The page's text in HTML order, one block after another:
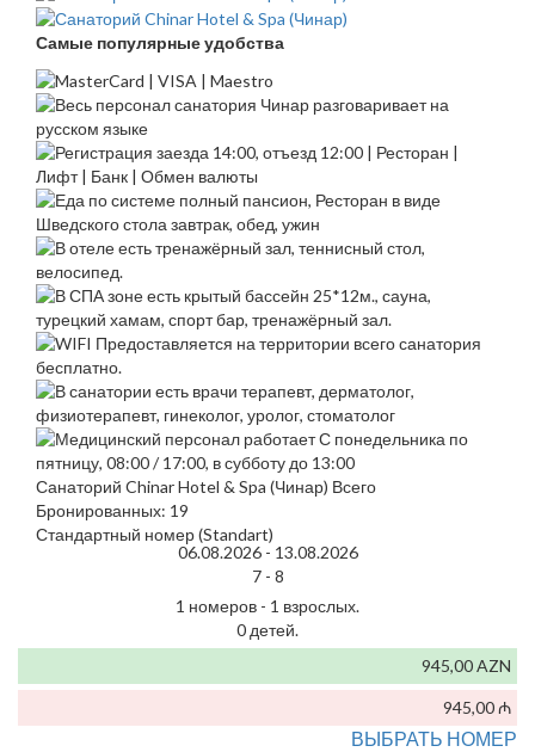
Самые популярные удобства
Санаторий Chinar Hotel & Spa (Чинар) Всего
Бронированных: 19
Стандартный номер (Standart)
06.08.2026 - 13.08.2026
7 - 8
1 номеров - 1 взрослых.
0 детей.
945,00 AZN
945,00 ₼
ВЫБРАТЬ НОМЕР